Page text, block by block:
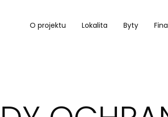
O projektu Lokalita Byty